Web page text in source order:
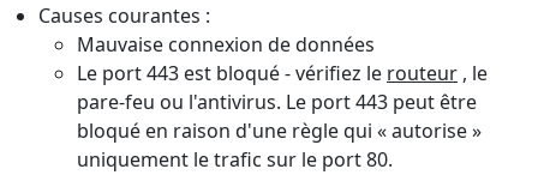
Causes courantes :
Mauvaise connexion de données
Le port 443 est bloqué - vérifiez le routeur , le
pare-feu ou l'antivirus. Le port 443 peut être
bloqué en raison d'une règle qui « autorise »
uniquement le trafic sur le port 80.